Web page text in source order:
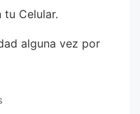
Celular.
alguna vez por